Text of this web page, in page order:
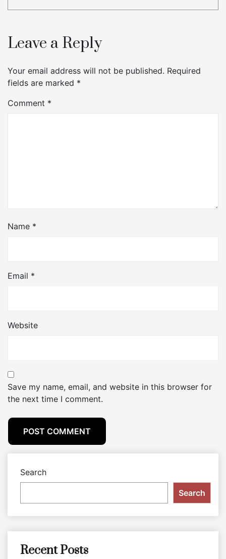
Leave a Reply
Your email address will not be published. Required
fields are marked *
Comment *
Name *
Email *
Website
Save my name, email, and website in this browser for
the next time I comment.
Search
Search
Recent Posts